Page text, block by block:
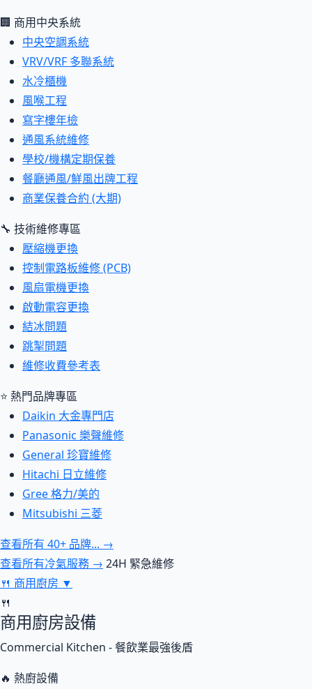
🏢 商用中央系統
中央空調系統
VRV/VRF 多聯系統
水冷櫃機
風喉工程
寫字樓年檢
通風系統維修
學校/機構定期保養
餐廳通風/鮮風出牌工程
商業保養合約 (大期)
🔧 技術維修專區
壓縮機更換
控制電路板維修 (PCB)
風扇電機更換
啟動電容更換
結冰問題
跳掣問題
維修收費參考表
⭐ 熱門品牌專區
Daikin 大金專門店
Panasonic 樂聲維修
General 珍寶維修
Hitachi 日立維修
Gree 格力/美的
Mitsubishi 三菱
查看所有 40+ 品牌... →
查看所有冷氣服務 → 24H 緊急維修
🍴 商用廚房 ▼
🍴
商用廚房設備
Commercial Kitchen - 餐飲業最強後盾
🔥 熱廚設備